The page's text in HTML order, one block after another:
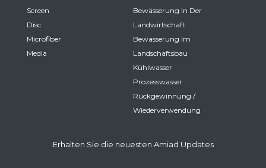
Screen
Disc
Microfiber
Media
Bewässerung In Der
Landwirtschaft
Bewässerung Im
Landschaftsbau
Kühlwasser
Prozesswasser
Rückgewinnung /
Wiederverwendung
Erhalten Sie die neuesten Amiad Updates